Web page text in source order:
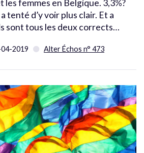
les femmes en Belgique. 3,3%?
tenté d’y voir plus clair. Et a
sont tous les deux corrects…
2019 Alter Échos n° 473